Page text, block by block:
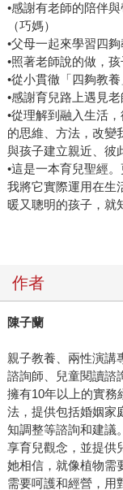
•感謝有老師的陪伴
（巧媽）
•父母一起來學習四
•照著老師說的做，
•從小貫徹「四夠教
•感謝育兒路上遇見
•從理解到融入生活
的思維、方法，改變
與孩子建立親近、彼
•這是一本育兒聖經
我將它實際運用在生
暖又聰明的孩子，就
作者
陳子蘭
親子教養、兩性演講
諮詢師、兒童閱讀諮
擁有10年以上的實務
法，提供包括婚姻家
知調整等諮詢和建議
享育兒觀念，並提供
她相信，就像植物需
需要呵護和經營，用